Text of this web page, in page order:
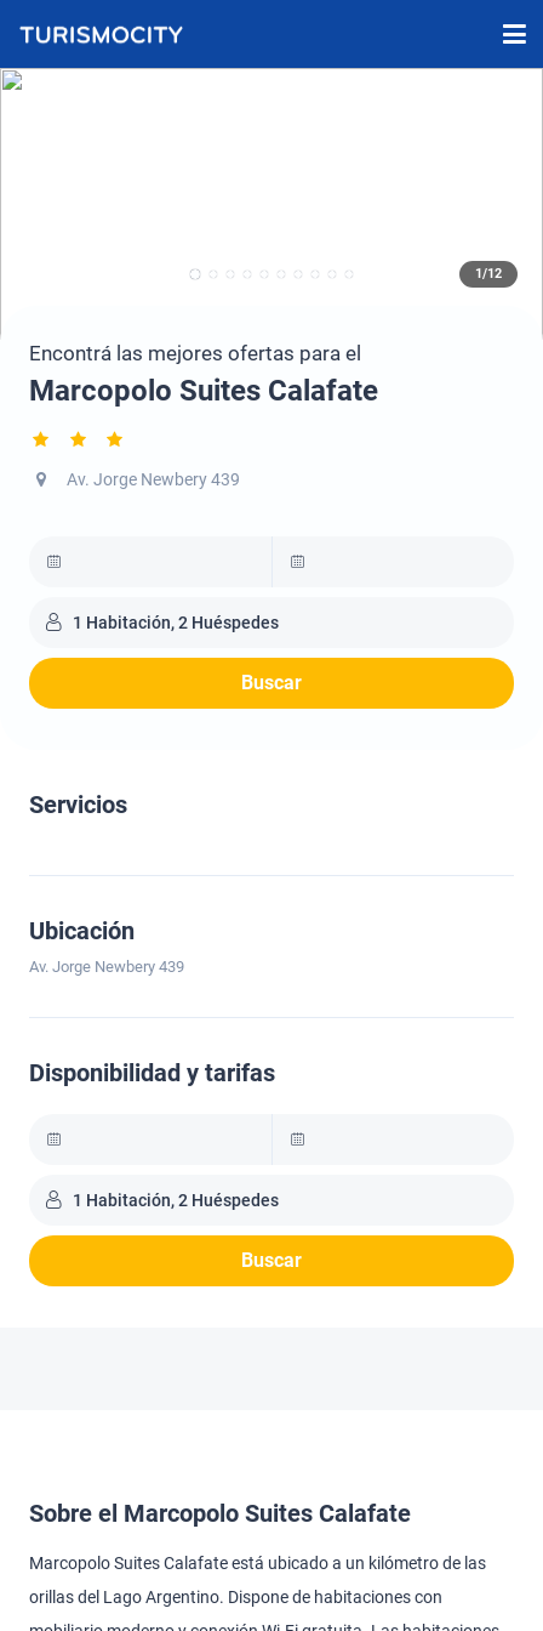
1/12
Encontrá las mejores ofertas para el
Marcopolo Suites Calafate
Av. Jorge Newbery 439
1 Habitación, 2 Huéspedes
Buscar
Servicios
Ubicación
Av. Jorge Newbery 439
Disponibilidad y tarifas
1 Habitación, 2 Huéspedes
Buscar
Sobre el Marcopolo Suites Calafate
Marcopolo Suites Calafate está ubicado a un kilómetro de las
orillas del Lago Argentino. Dispone de habitaciones con